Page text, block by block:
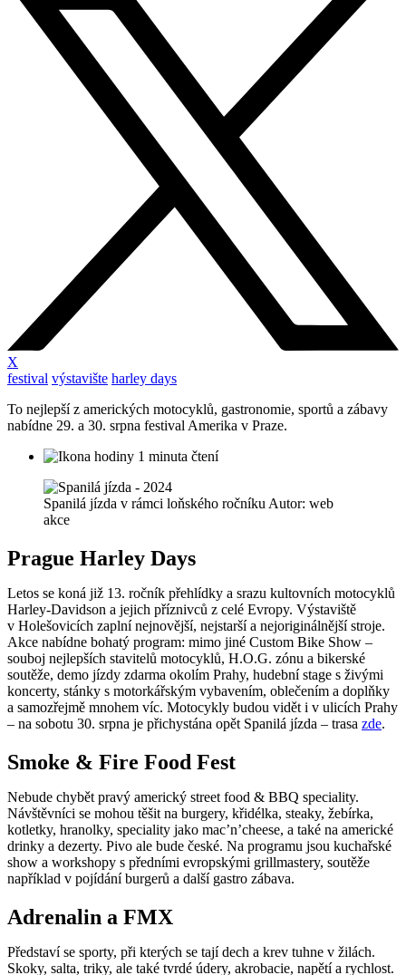
X
festival výstavište harley days
To nejlepší z amerických motocyklů, gastronomie, sportů a zábavy
nabídne 29. a 30. srpna festival Amerika v Praze.
1 minuta čtení
Spanilá jízda v rámci loňského ročníku Autor: web
akce
Prague Harley Days
Letos se koná již 13. ročník přehlídky a srazu kultovních motocyklů
Harley-Davidson a jejich příznivců z celé Evropy. Výstaviště
v Holešovicích zaplní nejnovější, nejstarší a nejoriginálnější stroje.
Akce nabídne bohatý program: mimo jiné Custom Bike Show –
souboj nejlepších stavitelů motocyklů, H.O.G. zónu a bikerské
soutěže, demo jízdy zdarma okolím Prahy, hudební stage s živými
koncerty, stánky s motorkářským vybavením, oblečením a doplňky
a samozřejmě mnohem víc. Motocykly budou vidět i v ulicích Prahy
– na sobotu 30. srpna je přichystána opět Spanilá jízda – trasa zde.
Smoke & Fire Food Fest
Nebude chybět pravý americký street food & BBQ speciality.
Návštěvníci se mohou těšit na burgery, křidélka, steaky, žebírka,
kotletky, hranolky, speciality jako mac’n’cheese, a také na americké
drinky a dezerty. Pivo ale bude české. Na programu jsou kuchařské
show a workshopy s předními evropskými grillmastery, soutěže
například v pojídání burgerů a další gastro zábava.
Adrenalin a FMX
Představí se sporty, při kterých se tají dech a krev tuhne v žilách.
Skoky, salta, triky, ale také tvrdé údery, akrobacie, napětí a rychlost.